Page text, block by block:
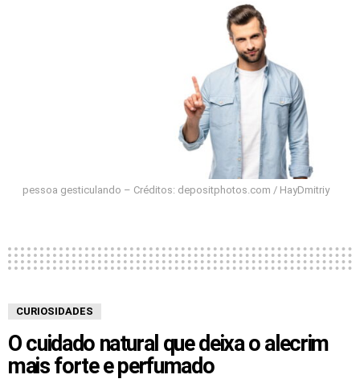
pessoa gesticulando – Créditos: depositphotos.com / HayDmitriy
CURIOSIDADES
O cuidado natural que deixa o alecrim
mais forte e perfumado